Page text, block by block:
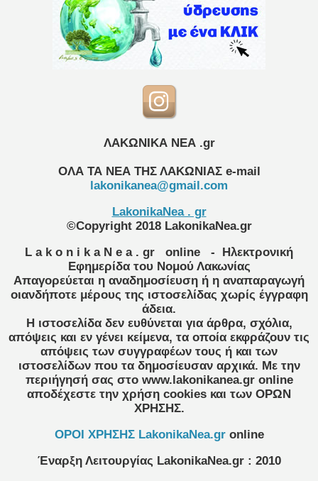
ΛΑΚΩΝΙΚΑ ΝΕΑ .gr
ΟΛΑ ΤΑ ΝΕΑ ΤΗΣ ΛΑΚΩΝΙΑΣ e-mail
lakonikanea@gmail.com
LakonikaNea . gr
©Copyright 2018 LakonikaNea.gr
L a k o n i k a N e a . gr
online
- Ηλεκτρονική
Εφημερίδα του Νομού Λακωνίας
Απαγορεύεται η αναδημοσίευση ή η αναπαραγωγή
οιανδήποτε μέρους της ιστοσελίδας χωρίς έγγραφη
άδεια.
Η ιστοσελίδα δεν ευθύνεται για άρθρα, σχόλια,
απόψεις και εν γένει κείμενα, τα οποία εκφράζουν τις
απόψεις των συγγραφέων τους ή και των
ιστοσελίδων που τα δημοσίευσαν αρχικά. Με την
περιήγησή σας στο www.lakonikanea.gr online
αποδέχεστε την χρήση cookies και των ΟΡΩΝ
ΧΡΗΣΗΣ.
OPOI XΡΗΣΗΣ LakonikaNea.gr online
Έναρξη Λειτουργίας LakonikaNea.gr : 2010